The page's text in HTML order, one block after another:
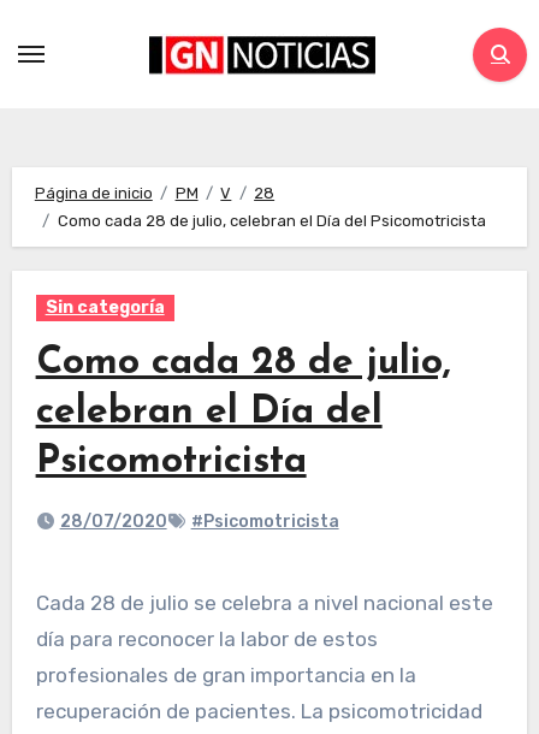
Página de inicio PM V
28
Como cada 28 de julio, celebran el Día del Psicomotricista
Sin categoría
Como cada 28 de julio,
celebran el Día del
Psicomotricista
28/07/2020 #Psicomotricista
Cada 28 de julio se celebra a nivel nacional este
día para reconocer la labor de estos
profesionales de gran importancia en la
recuperación de pacientes. La psicomotricidad